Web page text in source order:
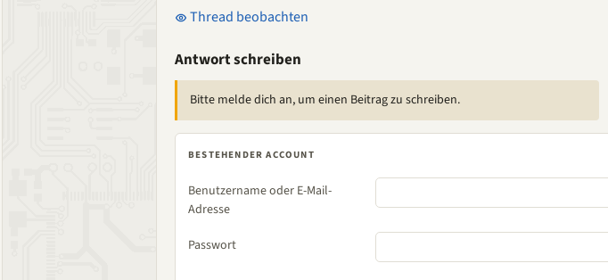
Thread beobachten
Antwort schreiben
Bitte melde dich an, um einen Beitrag zu schreiben.
BESTEHENDER ACCOUNT
Benutzername oder E-Mail-
Adresse
Passwort